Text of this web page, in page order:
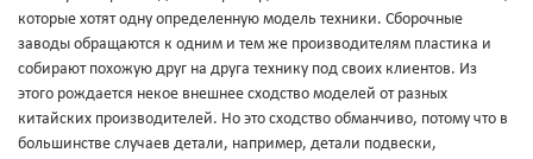
которые хотят одну определенную модель техники. Сборочные
заводы обращаются к одним и тем же производителям пластика и
собирают похожую друг на друга технику под своих клиентов. Из
этого рождается некое внешнее сходство моделей от разных
китайских производителей. Но это сходство обманчиво, потому что в
большинстве случаев детали, например, детали подвески,